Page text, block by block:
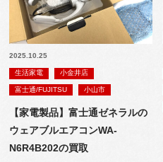
2025.10.25
生活家電 小金井店
富士通/FUJITSU 小山市
【家電製品】富士通ゼネラルの
ウェアブルエアコンWA-
N6R4B202の買取